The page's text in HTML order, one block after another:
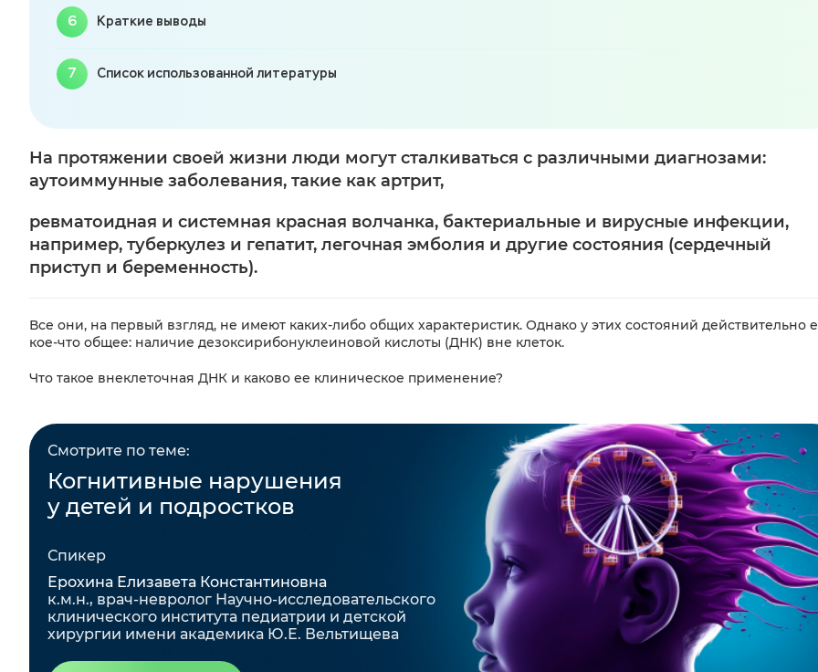
Краткие выводы
Список использованной литературы
На протяжении своей жизни люди могут сталкиваться с различными диагнозами:
аутоиммунные заболевания, такие как артрит,
ревматоидная и системная красная волчанка, бактериальные и вирусные инфекции,
например, туберкулез и гепатит, легочная эмболия и другие состояния (сердечный
приступ и беременность).
Все они, на первый взгляд, не имеют каких-либо общих характеристик. Однако у этих состояний действительно
кое-что общее: наличие дезоксирибонуклеиновой кислоты (ДНК) вне клеток.
Что такое внеклеточная ДНК и каково ее клиническое применение?
Смотрите по теме:
Когнитивные нарушения
у детей и подростков
Спикер
Ерохина Елизавета Константиновна
к.м.н., врач-невролог Научно-исследовательского
клинического института педиатрии и детской
хирургии имени академика Ю.Е. Вельтищева